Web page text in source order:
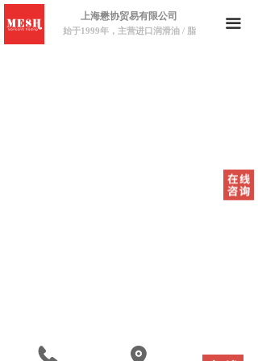
끀
上海懋协贸易有限公司
始于1999年，主营进口润滑油 / 脂